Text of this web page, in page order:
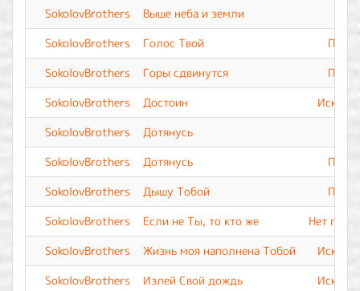
SokolovBrothers
Выше неба и земли
SokolovBrothers
Голос Твой
SokolovBrothers
Горы сдвинутся
SokolovBrothers
Достоин
SokolovBrothers
Дотянусь
SokolovBrothers
Дотянусь
SokolovBrothers
Дышу Тобой
SokolovBrothers
Если не Ты, то кто же
Нет
SokolovBrothers
Жизнь моя наполнена Тобой
SokolovBrothers
Излей Свой дождь